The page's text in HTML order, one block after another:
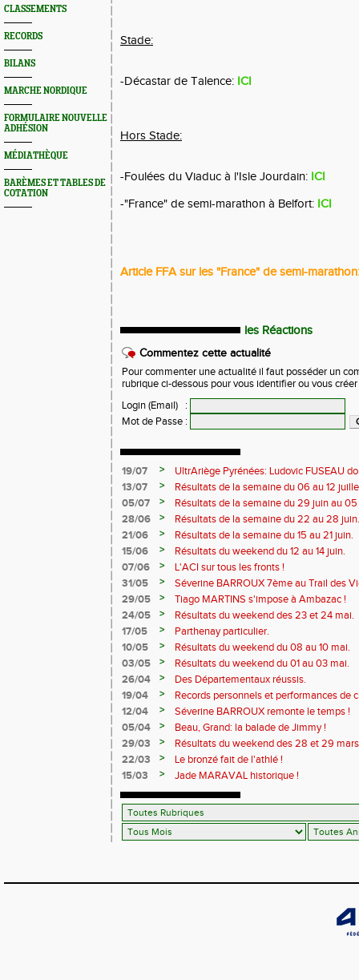
CLASSEMENTS
RECORDS
BILANS
MARCHE NORDIQUE
FORMULAIRE NOUVELLE
ADHÉSION
MÉDIATHÈQUE
BARÈMES ET TABLES DE
COTATION
Stade:
-Décastar de Talence: ICI
Hors Stade:
-Foulées du Viaduc à l'Isle Jourdain: ICI
-"France" de semi-marathon à Belfort: ICI
Article FFA sur les "France" de semi-marathon:
les Réactions
Commentez cette actualité
Pour commenter une actualité il faut posséder un
rubrique ci-dessous pour vous identifier ou vous
Login (Email)
:
Mot de Passe :
19/07 >
UltrAriège Pyrénées: Ludovic FUSEAU
13/07
>
Résultats de la semaine du 06 au 12
05/07
>
Résultats de la semaine du 29 juin au
28/06
>
Résultats de la semaine du 22 au 28 juin.
21/06
>
Résultats de la semaine du 15 au 21 juin.
15/06
>
Résultats du weekend du 12 au 14 juin.
07/06
>
L'ACI sur tous les fronts !
31/05
>
Séverine BARROUX 7ème au Trail des
29/05
>
Tiago MARTINS s'impose à Ambazac !
24/05
>
Résultats du weekend des 23 et 24 mai.
17/05
>
Parthenay particulier.
10/05
>
Résultats du weekend du 08 au 10 mai.
03/05
>
Résultats du weekend du 01 au 03 mai.
26/04
>
Des Départementaux réussis.
19/04
>
Records personnels et performances de
12/04
>
Séverine BARROUX remonte le temps !
05/04
>
Beau, Grand: la balade de Jimmy !
29/03
>
Résultats du weekend des 28 et 29
22/03
>
Le bronzé fait de l'athlé !
15/03
> Jade MARAVAL historique !